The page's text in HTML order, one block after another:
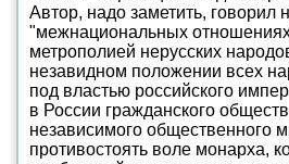
Автор, надо заметить, говорил
"межнациональных
метрополией нерусских
незавидном положении всех
под властью российского
в России гражданского
независимого общественного
противостоять воле монарха,